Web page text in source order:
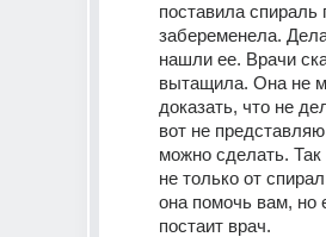
поставила спираль
забеременела.
нашли ее. Врачи
вытащила. Она не
доказать, что не
вот не
можно сделать. Так
не только от
она помочь вам, но
постаит врач.